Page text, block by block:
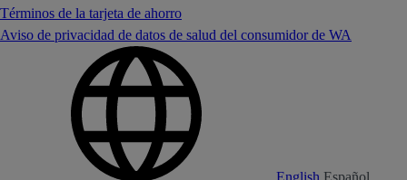
Términos de la tarjeta de ahorro
Aviso de privacidad de datos de salud del consumidor de WA
English Español